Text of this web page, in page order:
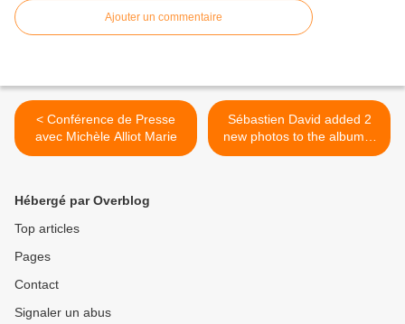
Ajouter un commentaire
< Conférence de Presse
avec Michèle Alliot Marie
Sébastien David added 2
new photos to the album...
>
Hébergé par Overblog
Top articles
Pages
Contact
Signaler un abus